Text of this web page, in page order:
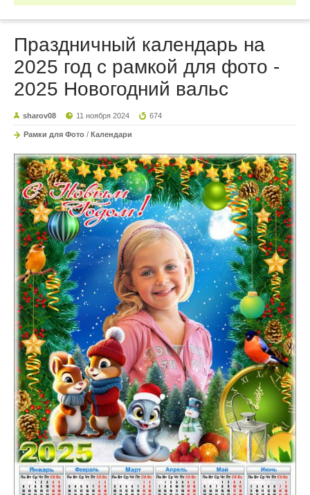
Праздничный календарь на
2025 год с рамкой для фото -
2025 Новогодний вальс
sharov08 11 ноября 2024 674
Рамки для Фото / Календари